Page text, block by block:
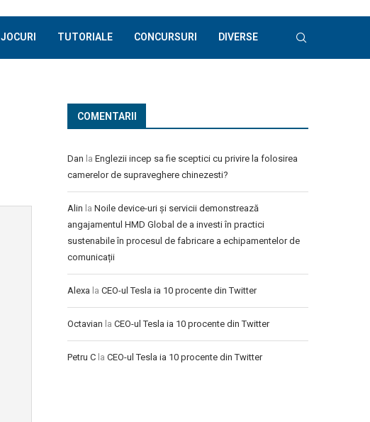
JOCURI TUTORIALE CONCURSURI DIVERSE
COMENTARII
Dan la Englezii incep sa fie sceptici cu privire la folosirea
camerelor de supraveghere chinezesti?
Alin la Noile device-uri și servicii demonstrează
angajamentul HMD Global de a investi în practici
sustenabile în procesul de fabricare a echipamentelor de
comunicații
Alexa la CEO-ul Tesla ia 10 procente din Twitter
Octavian la CEO-ul Tesla ia 10 procente din Twitter
Petru C la CEO-ul Tesla ia 10 procente din Twitter